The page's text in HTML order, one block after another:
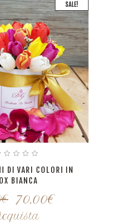
SALE!
DI VARI COLORI IN
BIANCA
€ 70,00€